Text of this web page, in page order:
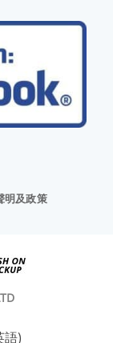
明及政策
語)